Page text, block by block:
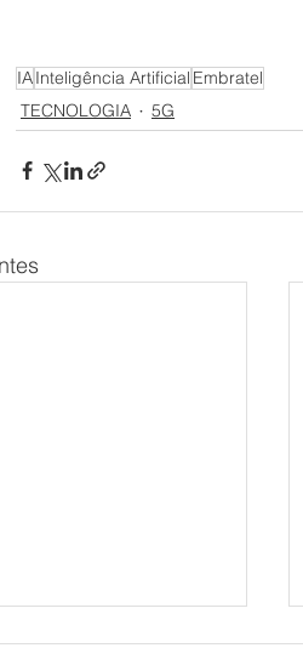
IAInteligência Artificial Embratel
TECNOLOGIA
5G